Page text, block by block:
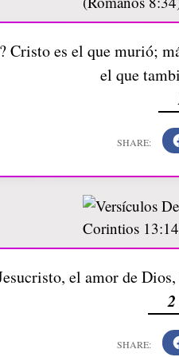
Cristo es el que murió;
el que
el amor de